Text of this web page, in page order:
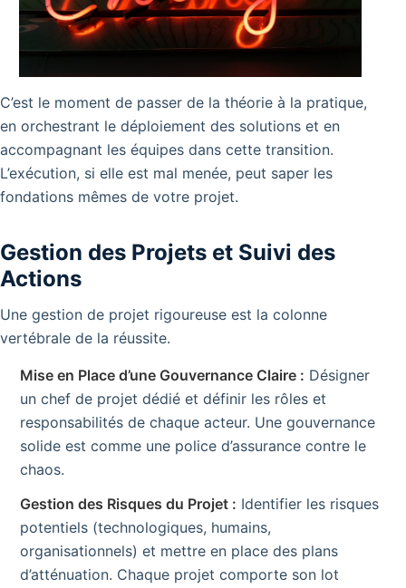
C’est le moment de passer de la théorie à la pratique,
en orchestrant le déploiement des solutions et en
accompagnant les équipes dans cette transition.
L’exécution, si elle est mal menée, peut saper les
fondations mêmes de votre projet.
Gestion des Projets et Suivi des
Actions
Une gestion de projet rigoureuse est la colonne
vertébrale de la réussite.
Mise en Place d’une Gouvernance Claire : Désigner
un chef de projet dédié et définir les rôles et
responsabilités de chaque acteur. Une gouvernance
solide est comme une police d’assurance contre le
chaos.
Gestion des Risques du Projet : Identifier les risques
potentiels (technologiques, humains,
organisationnels) et mettre en place des plans
d’atténuation. Chaque projet comporte son lot